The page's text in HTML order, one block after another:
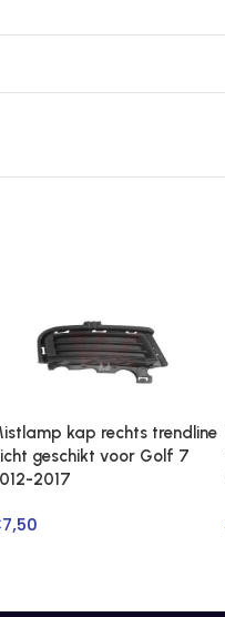
kap rechts trendline
geschikt voor Golf 7
2017
7,50